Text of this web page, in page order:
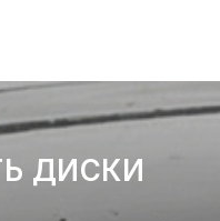
ДИСКИ